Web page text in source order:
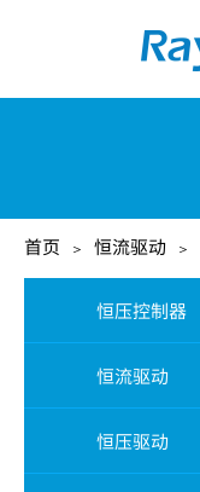
首页 ＞ 恒流驱动 ＞
恒压控制器
恒流驱动
恒压驱动